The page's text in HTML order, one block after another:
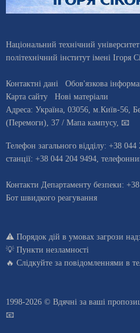
Національний технічний
політехнічний інститут імені Ігоря
Контактні дані Обов'язкова
Карта сайту
Нові матеріали
Адреса: Україна, 03056, м.Київ-56,
(Перемоги), 37 / Мапа кампусу, 📧
Телефон загального відділу: +38 044
станцiї: +38 044 204 9494,
Контакти Департаменту безпеки:
Бот швидкого реагування
⚠️ Порядок дій в умовах загрози
💡 Пункти незламності
🔥 Слідкуйте за повідомленнями в
1998-2026 © Вдячні за ваші
📧